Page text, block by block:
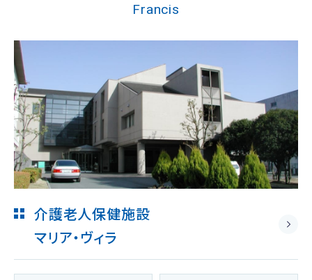
Francis
介護老人保健施設
マリア・ヴィラ